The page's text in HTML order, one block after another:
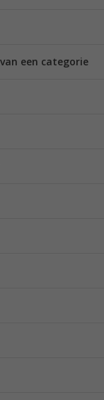
een categorie